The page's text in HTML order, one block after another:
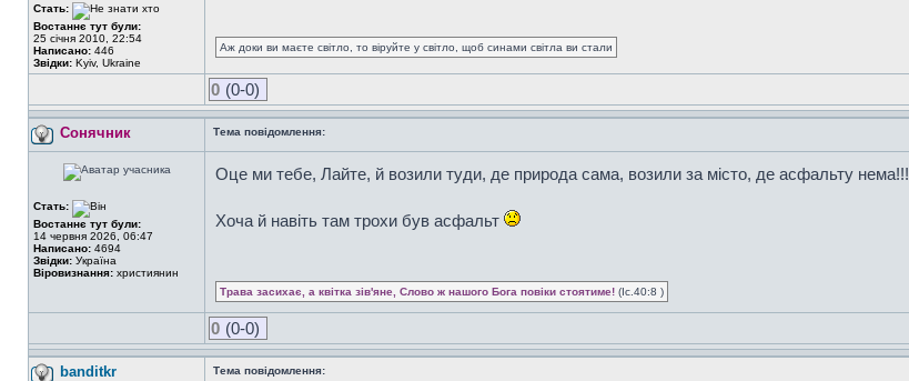
Стать:
Востаннє тут були:
25 січня 2010, 22:54
Написано: 446
Звідки: Kyiv, Ukraine
Аж доки ви маєте світло, то віруйте у світло, щоб синами світла ви стали
0 (0-0)
Сонячник Тема повідомлення:
Стать:
Востаннє тут були:
14 червня 2026, 06:47
Написано: 4694
Звідки: Україна
Віровизнання: християнин
Оце ми тебе, Лайте, й возили туди, де природа сама, возили за місто, де асфальту нема!!!
Хоча й навіть там трохи був асфальт
Трава засихає, а квітка зів'яне, Слово ж нашого Бога повіки стоятиме! (Іс.40:8 )
0 (0-0)
banditkr Тема повідомлення: